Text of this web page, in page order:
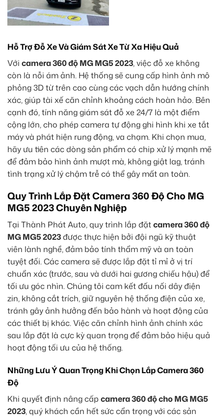
Hỗ Trợ Đỗ Xe Và Giám Sát Xe Từ Xa Hiệu Quả
Với camera 360 độ MG MG5 2023, việc đỗ xe không
còn là nỗi ám ảnh. Hệ thống sẽ cung cấp hình ảnh mô
phỏng 3D từ trên cao cùng các vạch dẫn hướng chính
xác, giúp tài xế căn chỉnh khoảng cách hoàn hảo. Bên
cạnh đó, tính năng giám sát đỗ xe 24/7 là một điểm
cộng lớn, cho phép camera tự động ghi hình khi xe tắt
máy và phát hiện rung động, va chạm. Khi chọn mua,
hãy ưu tiên các dòng sản phẩm có chip xử lý mạnh mẽ
để đảm bảo hình ảnh mượt mà, không giật lag, tránh
tình trạng xử lý chậm trễ có thể gây mất an toàn.
Quy Trình Lắp Đặt Camera 360 Độ Cho MG
MG5 2023 Chuyên Nghiệp
Tại Thành Phát Auto, quy trình lắp đặtcamera 360 độ
MG MG5 2023được thực hiện bởi đội ngũ kỹ thuật
viên lành nghề, đảm bảo tính thẩm mỹ và an toàn
tuyệt đối. Các camera sẽ được lắp đặt tỉ mỉ ở vị trí
chuẩn xác (trước, sau và dưới hai gương chiếu hậu) để
tối ưu góc nhìn. Chúng tôi cam kết đấu nối dây điện
zin, không cắt trích, giữ nguyên hệ thống điện của xe,
tránh gây ảnh hưởng đến bảo hành và hoạt động của
các thiết bị khác. Việc căn chỉnh hình ảnh chính xác
sau lắp đặt là cực kỳ quan trọng để đảm bảo hiệu quả
hoạt động tối ưu của hệ thống.
Những Lưu Ý Quan Trọng Khi Chọn Lắp Camera 360
Độ
Khi quyết định nâng cấp camera 360 độ cho MG MG5
2023, quý khách cần hết sức cẩn trọng với các sản